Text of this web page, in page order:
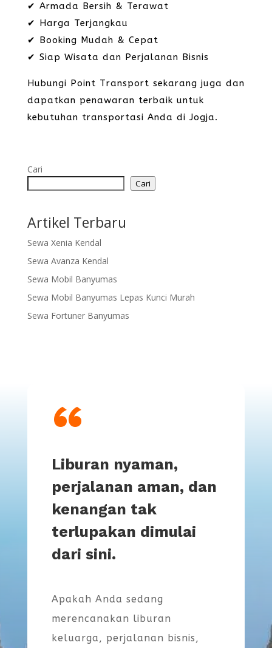
✔ Armada Bersih & Terawat
✔ Harga Terjangkau
✔ Booking Mudah & Cepat
✔ Siap Wisata dan Perjalanan Bisnis
Hubungi Point Transport sekarang juga dan
dapatkan penawaran terbaik untuk
kebutuhan transportasi Anda di Jogja.
Cari
Cari
Artikel Terbaru
Sewa Xenia Kendal
Sewa Avanza Kendal
Sewa Mobil Banyumas
Sewa Mobil Banyumas Lepas Kunci Murah
Sewa Fortuner Banyumas
“
Liburan nyaman,
perjalanan aman, dan
kenangan tak
terlupakan dimulai
dari sini.
Apakah Anda sedang
merencanakan liburan
keluarga, perjalanan bisnis,